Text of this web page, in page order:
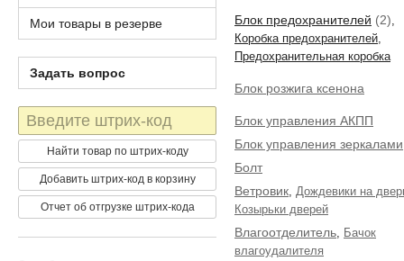
Блок предохранителей (2),
Коробка предохранителей,
Предохранительная коробка
Блок розжига ксенона
Блок управления АКПП
Блок управления зеркалами
Болт
Ветровик, Дождевики на
Козырьки дверей
Влагоотделитель, Бачок
влагоудалителя
Мои товары в резерве
Задать вопрос
Штрих-
код
Найти товар по штрих-коду
Добавить штрих-код в корзину
Отчет об отгрузке штрих-кода